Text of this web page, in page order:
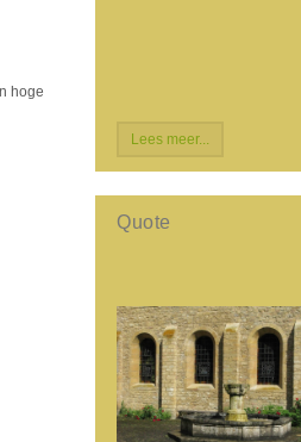
Lees meer...
Quote
hoge